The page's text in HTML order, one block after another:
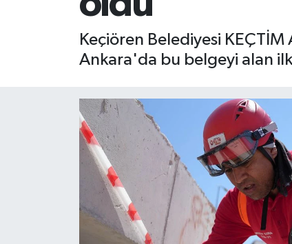
Keçiören Belediyesi
Ankara'da bu belgeyi alan
Ekonomi
Gündem
Magazin
Burç Yorumları